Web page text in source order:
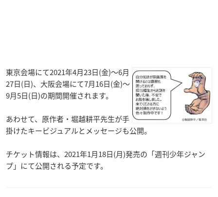
東京会場にて2021年4月23日(金)～6月
27日(日)、大阪会場にて7月16日(金)～
9月5日(日)の期間開催されます。
あわせて、原作者・堀越耕平先生が手
掛けたキービジュアルとメッセージも公開。
チケット情報は、2021年1月18日(月)発売の「週刊少年ジャン
プ」にて公開される予定です。